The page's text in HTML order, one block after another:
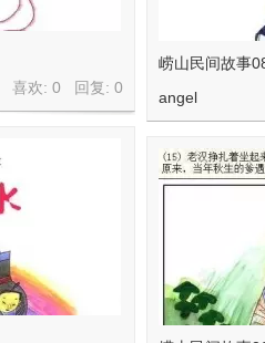
喜欢: 0 回复: 0
崂山民间故事
angel